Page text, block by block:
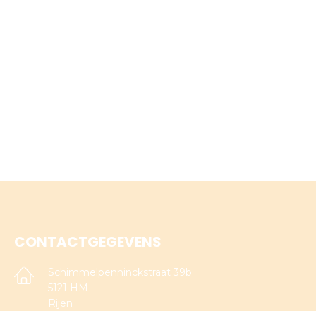
CONTACTGEGEVENS
Schimmelpenninckstraat 39b
5121 HM
Rijen